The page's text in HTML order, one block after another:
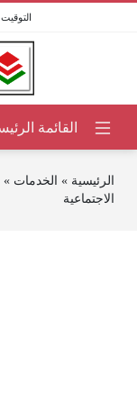
الرئيسية » الخدمات »
الاجتماعية